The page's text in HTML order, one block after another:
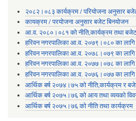
२०८२।०८३ कार्यक्रम / परियोजना अनुसार
कायक्रम / परयोजना अनुसार बजेट बिनयोजन
आ.व. २०८०।०८१ को नीति,कार्यक्रम तथा
हरिवन नगरपालिका आ‍.व. २०७९।०८० का लागि
हरिवन नगरपालिका आ‍.व. २०७८।०७९ का लागि
हरिवन नगरपालिका आ‍.व. २०७७।०७८ का लागि
हरिवन नगरपालिका आ‍.व. २०७६।०७७ का लागि
आर्थिक बर्ष २०७४।७५ को नीति,कार्यक्रम र
आर्थिक बर्ष २०७५।७६ को आय तथा व्ययकाे
आर्थिक बर्ष २०७५।७६ को नीति तथा कार्यक्रम